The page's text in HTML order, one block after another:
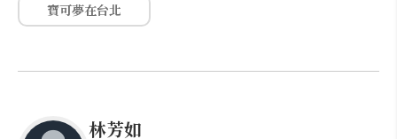
寶可夢在台北
林芳如